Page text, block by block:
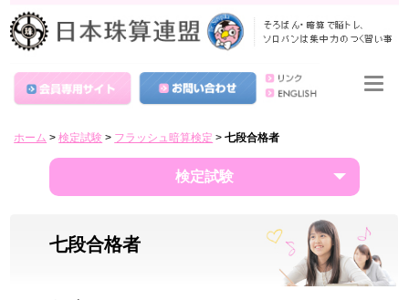
ホーム >検定試験 > フラッシュ暗算検定 >七段合格者
七段合格者
検定試験